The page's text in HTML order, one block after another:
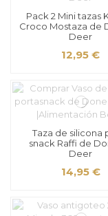
Pack 2 Mini tazas
Croco Mostaza de
Deer
12,95 €
Taza de silicona
snack Raffi de
Deer
14,95 €